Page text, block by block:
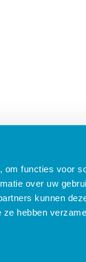
om functies voor
over uw
kunnen
hebben